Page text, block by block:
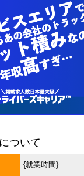
ついて
{就業時間}